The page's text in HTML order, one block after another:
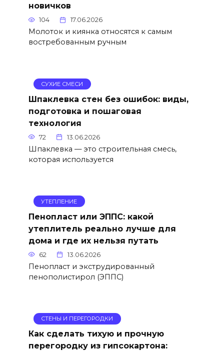
новичков
104 17.06.2026
Молоток и киянка относятся к самым
востребованным ручным
СУХИЕ СМЕСИ
Шпаклевка стен без ошибок: виды,
подготовка и пошаговая
технология
72 13.06.2026
Шпаклевка — это строительная смесь,
которая используется
УТЕПЛЕНИЕ
Пенопласт или ЭППС: какой
утеплитель реально лучше для
дома и где их нельзя путать
62 13.06.2026
Пенопласт и экструдированный
пенополистирол (ЭППС)
СТЕНЫ И ПЕРЕГОРОДКИ
Как сделать тихую и прочную
перегородку из гипсокартона: